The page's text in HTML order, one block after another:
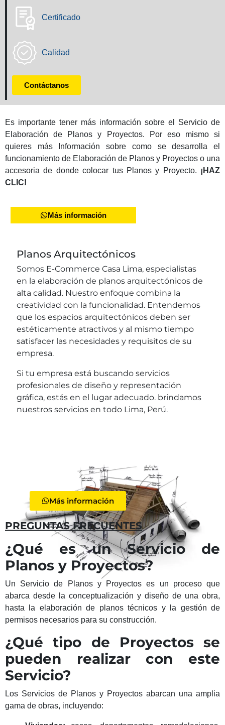
Certificado
Calidad
Contáctanos
Es importante tener más información sobre el Servicio de
Elaboración de Planos y Proyectos. Por eso mismo si
quieres más Información sobre como se desarrolla el
funcionamiento de Elaboración de Planos y Proyectos o una
accesoria de donde colocar tus Planos y Proyecto. ¡HAZ
CLIC!
Más información
Planos Arquitectónicos
Somos E-Commerce Casa Lima, especialistas
en la elaboración de planos arquitectónicos de
alta calidad. Nuestro enfoque combina la
creatividad con la funcionalidad. Entendemos
que los espacios arquitectónicos deben ser
estéticamente atractivos y al mismo tiempo
satisfacer las necesidades y requisitos de su
empresa.
Si tu empresa está buscando servicios
profesionales de diseño y representación
gráfica, estás en el lugar adecuado. brindamos
nuestros servicios en todo Lima, Perú.
Más información
PREGUNTAS FRECUENTES
¿Qué es un Servicio de
Planos y Proyectos?
Un Servicio de Planos y Proyectos es un proceso que
abarca desde la conceptualización y diseño de una obra,
hasta la elaboración de planos técnicos y la gestión de
permisos necesarios para su construcción.
¿Qué tipo de Proyectos se
pueden realizar con este
Servicio?
Los Servicios de Planos y Proyectos abarcan una amplia
gama de obras, incluyendo: